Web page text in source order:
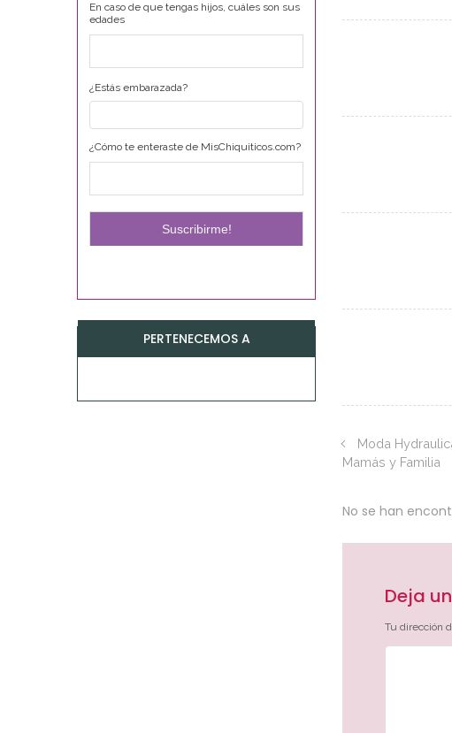
Moda
Mamás y Familia
No se han
Deja
Tu dirección
En caso de que tengas hijos, cuáles son sus
edades
¿Estás embarazada?
¿Cómo te enteraste de MisChiquiticos.com?
PERTENECEMOS A